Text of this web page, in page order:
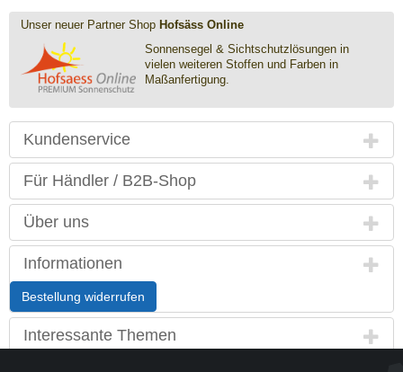
Unser neuer Partner Shop Hofsäss Online
Sonnensegel & Sichtschutz­lösungen in
vielen weiteren Stoffen und Farben in
Maßanfertigung.
Kundenservice
Für Händler / B2B-Shop
Über uns
Informationen
Bestellung widerrufen
Interessante Themen